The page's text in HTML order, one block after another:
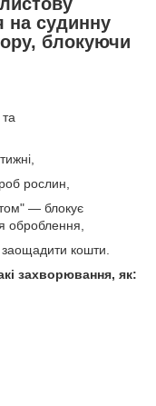
на судинну
блокуючи
та
рослин,
— блокує
оброблення,
заощадити кошти.
захворювання, як: